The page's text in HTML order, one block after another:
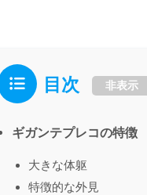
目次 非表示
ギガンテプレコの特徴
大きな体躯
特徴的な外見